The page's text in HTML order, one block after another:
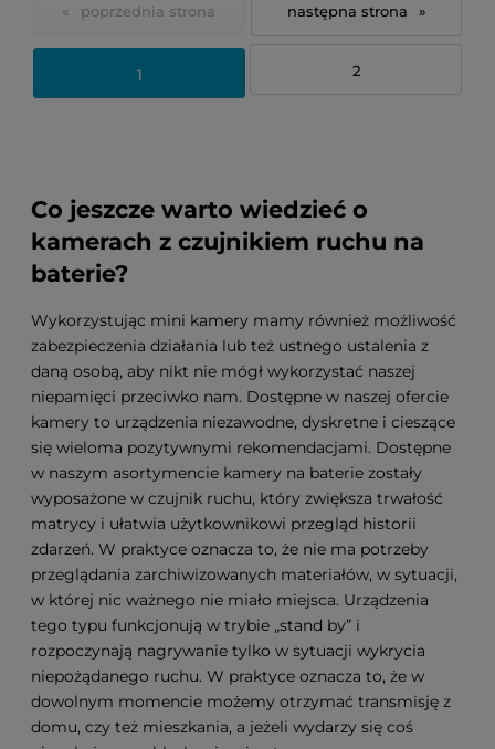
«
1 2
»
Co jeszcze warto wiedzieć o
kamerach z czujnikiem ruchu na
baterie?
Wykorzystując mini kamery mamy również możliwość
zabezpieczenia działania lub też ustnego ustalenia z
daną osobą, aby nikt nie mógł wykorzystać naszej
niepamięci przeciwko nam. Dostępne w naszej ofercie
kamery to urządzenia niezawodne, dyskretne i cieszące
się wieloma pozytywnymi rekomendacjami. Dostępne
w naszym asortymencie kamery na baterie zostały
wyposażone w czujnik ruchu, który zwiększa trwałość
matrycy i ułatwia użytkownikowi przegląd historii
zdarzeń. W praktyce oznacza to, że nie ma potrzeby
przeglądania zarchiwizowanych materiałów, w sytuacji,
w której nic ważnego nie miało miejsca. Urządzenia
tego typu funkcjonują w trybie „stand by” i
rozpoczynają nagrywanie tylko w sytuacji wykrycia
niepożądanego ruchu. W praktyce oznacza to, że w
dowolnym momencie możemy otrzymać transmisję z
domu, czy też mieszkania, a jeżeli wydarzy się coś